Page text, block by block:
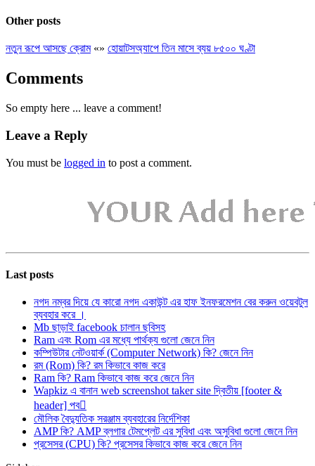
Other posts
নতুন রূপে আসছে ক্রোম«» হোয়াটসঅ্যাপে তিন মাসে ব্যয় ৮৫০০ ঘণ্টা
Comments
So empty here ... leave a comment!
Leave a Reply
You must be logged in to post a comment.
Last posts
নগদ নম্বর দিয়ে যে কারো নগদ একাউন্ট এর হাফ ইনফরমেশন বের করুন ওয়েবটুল
ব্যবহার করে ।
Mb ছাড়াই facebook চালান ছবিসহ
Ram এবং Rom এর মধ্যে পার্থক্য গুলো জেনে নিন
কম্পিউটার নেটওয়ার্ক (Computer Network) কি? জেনে নিন
রম (Rom) কি? রম কিভাবে কাজ করে
Ram কি? Ram কিভাবে কাজ করে জেনে নিন
Wapkiz এ বানান web screenshot taker site দ্বিতীয় [footer &
header] পব
মৌলিক বৈদ্যুতিক সরঞ্জাম ব্যবহারের নির্দেশিকা
AMP কি? AMP ব্লগার টেমপ্লেট এর সুবিধা এবং অসুবিধা গুলো জেনে নিন
প্রসেসর (CPU) কি? প্রসেসর কিভাবে কাজ করে জেনে নিন